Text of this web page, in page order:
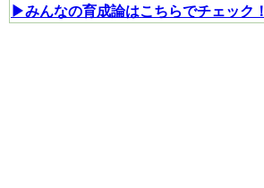
▶みんなの育成論はこちらでチェック！